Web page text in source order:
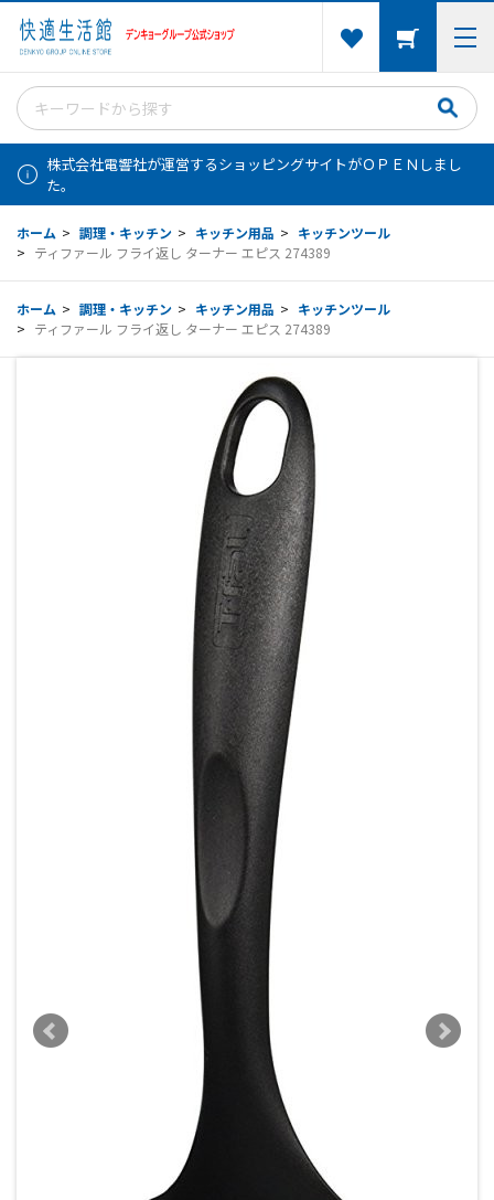
株式会社電響社が運営するショッピングサイトがＯＰＥＮしまし
た。
ホーム > 調理・キッチン > キッチン用品 > キッチンツール
> ティファール フライ返し ターナー エピス 274389
ホーム > 調理・キッチン > キッチン用品 > キッチンツール
> ティファール フライ返し ターナー エピス 274389